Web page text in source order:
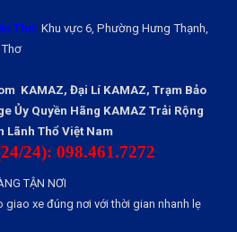
Thơ: Khu vực 6, Phường Hưng Thạnh,
Thơ
KAMAZ, Đại Lí KAMAZ, Trạm Bảo
Ủy Quyền Hãng KAMAZ Trải Rộng
Lãnh Thổ Việt Nam
24): 098.461.7272
TẬN NƠI
giao xe đúng nơi với thời gian nhanh lẹ